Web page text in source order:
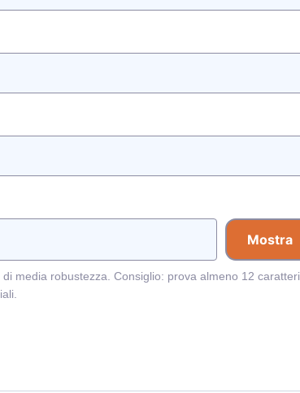
Mostra
media robustezza. Consiglio: prova almeno 12 caratteri